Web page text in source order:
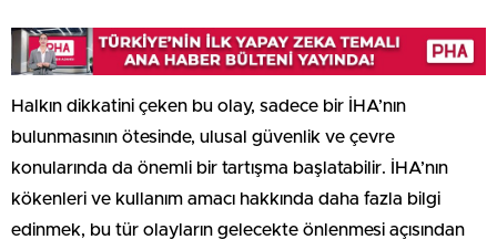
Halkın dikkatini çeken bu olay, sadece bir İHA’nın
bulunmasının ötesinde, ulusal güvenlik ve çevre
konularında da önemli bir tartışma başlatabilir. İHA’nın
kökenleri ve kullanım amacı hakkında daha fazla bilgi
edinmek, bu tür olayların gelecekte önlenmesi açısından